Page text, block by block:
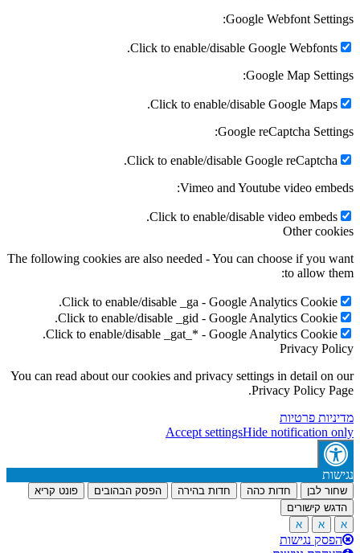
Google Webfont
Click to enable/disable Google
Google Map
Click to enable/disable Google
Google reCaptcha
Click to enable/disable Google
Vimeo and Youtube video
Click to enable/disable video
Other
The following cookies are also needed - You can choose if you
to allow
Click to enable/disable _ga - Google Analytics
Click to enable/disable _gid - Google Analytics
Click to enable/disable _gat_* - Google Analytics
Privacy
You can read about our cookies and privacy settings in detail
Privacy Policy
פרטיות
Accept settings Hide notification
לבן חדות כהה חדות בהירה הפסק הבהובים
פונט קריא
קישורים
א
א
נגישות